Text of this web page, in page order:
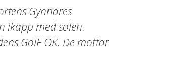
Gynnares
ikapp med solen.
GoIF OK. De mottar